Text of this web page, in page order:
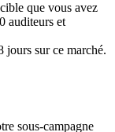
que vous avez
auditeurs et
jours sur ce marché.
sous-campagne